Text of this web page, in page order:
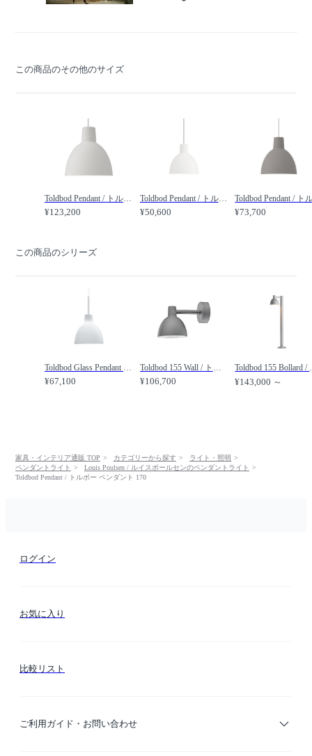
この商品のその他のサイズ
Toldbod Pendant / トルボー ペンダント 400 /
¥123,200
Toldbod Pendant / トルボー ペンダント 120 /
¥50,600 ¥73,700
この商品のシリーズ
Toldbod Glass Pendant / トルボー グラスペンダント 155 /
¥67,100
Toldbod 155 Wall / トルボー 155 ウォール /
¥106,700 ¥143,000 ～
家具・インテリア通販 TOP カテゴリーから探す
ライト・照明
ペンダントライト
Louis Poulsen / ルイスポールセンのペンダントライト
Toldbod Pendant / トルボー ペンダント 170
ログイン
お気に入り
比較リスト
ご利用ガイド・お問い合わせ